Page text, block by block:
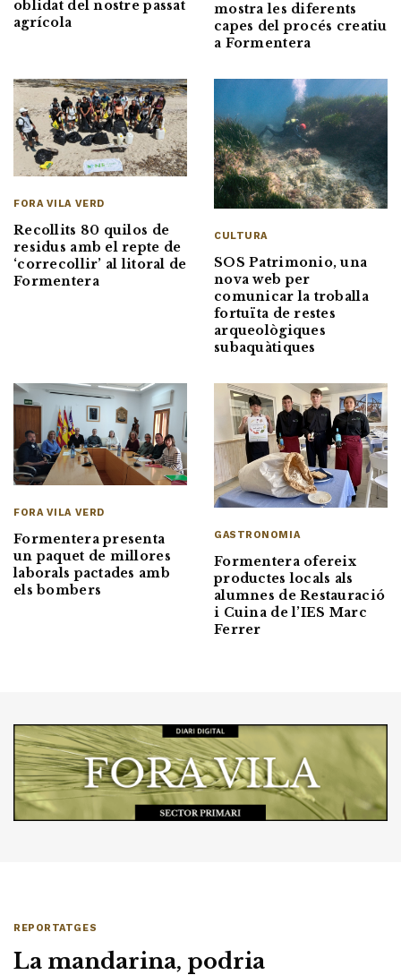
oblidat del nostre passat
agrícola
mostra les diferents
capes del procés creatiu
a Formentera
FORA VILA VERD
Recollits 80 quilos de
residus amb el repte de
‘correcollir’ al litoral de
Formentera
CULTURA
SOS Patrimonio, una
nova web per
comunicar la troballa
fortuïta de restes
arqueològiques
subaquàtiques
FORA VILA VERD
Formentera presenta
un paquet de millores
laborals pactades amb
els bombers
GASTRONOMIA
Formentera ofereix
productes locals als
alumnes de Restauració
i Cuina de l’IES Marc
Ferrer
REPORTATGES
La mandarina, podria